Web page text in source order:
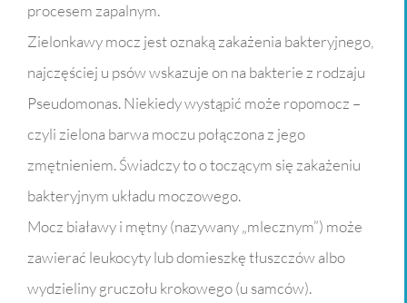
procesem zapalnym.
Zielonkawy mocz jest oznaką zakażenia bakteryjnego,
najczęściej u psów wskazuje on na bakterie z rodzaju
Pseudomonas. Niekiedy wystąpić może ropomocz –
czyli zielona barwa moczu połączona z jego
zmętnieniem. Świadczy to o toczącym się zakażeniu
bakteryjnym układu moczowego.
Mocz białawy i mętny (nazywany „mlecznym”) może
zawierać leukocyty lub domieszkę tłuszczów albo
wydzieliny gruczołu krokowego (u samców).